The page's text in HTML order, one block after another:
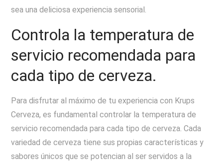
sea una deliciosa experiencia sensorial.
Controla la temperatura de
servicio recomendada para
cada tipo de cerveza.
Para disfrutar al máximo de tu experiencia con Krups
Cerveza, es fundamental controlar la temperatura de
servicio recomendada para cada tipo de cerveza. Cada
variedad de cerveza tiene sus propias características y
sabores únicos que se potencian al ser servidos a la